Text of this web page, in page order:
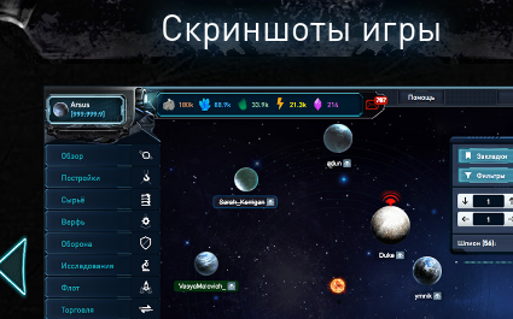
Скриншоты игры